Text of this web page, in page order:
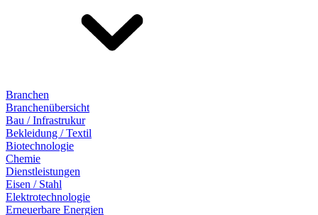
Branchen
Branchenübersicht
Bau / Infrastrukur
Bekleidung / Textil
Biotechnologie
Chemie
Dienstleistungen
Eisen / Stahl
Elektrotechnologie
Erneuerbare Energien